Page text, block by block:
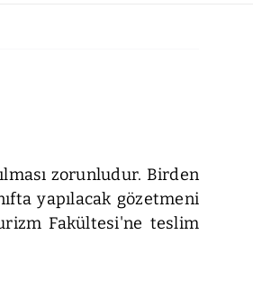
zorunludur. Birden
yapılacak gözetmeni
Fakültesi'ne teslim